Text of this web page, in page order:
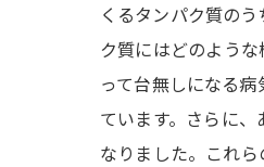
くるタンパク質の
ク質にはどのよう
って台無しになる
ています。さらに
なりました。これ